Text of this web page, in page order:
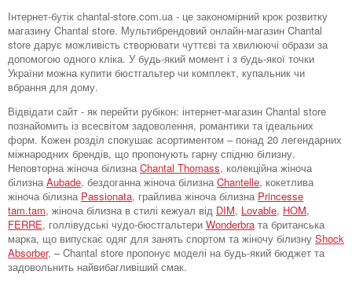
Інтернет-бутік chantal-store.com.ua - це закономірний крок розвитку
магазину Chantal store. Мультибрендовий онлайн-магазин Chantal
store дарує можливість створювати чуттєві та хвилюючі образи за
допомогою одного кліка. У будь-який момент і з будь-якої точки
України можна купити бюстгальтер чи комплект, купальник чи
вбрання для дому.
Відвідати сайт - як перейти рубікон: інтернет-магазин Chantal store
познайомить із всесвітом задоволення, романтики та ідеальних
форм. Кожен розділ спокушає асортиментом – понад 20 легендарних
міжнародних брендів, що пропонують гарну спідню білизну.
Неповторна жіноча білизна Chantal Thomass, колекційна жіноча
білизна Aubade, бездоганна жіноча білизна Chantelle, кокетлива
жіноча білизна Passionata, грайлива жіноча білизна Princesse
tam.tam, жіноча білизна в стилі кежуал від DIM, Lovable, HOM,
FERRE, голлівудські чудо-бюстгальтери Wonderbra та британська
марка, що випускає одяг для занять спортом та жіночу білизну Shock
Absorber, – Chantal store пропонує моделі на будь-який бюджет та
задовольнить найвибагливіший смак.